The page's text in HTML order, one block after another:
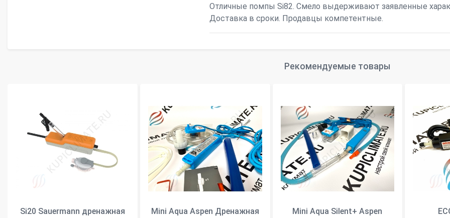
Отличные помпы Si82. Смело выдерживают заявленные
Доставка в сроки. Продавцы компетентные.
Рекомендуемые товары
Si20 Sauermann дренажная
Mini Aqua Aspen Дренажная
Mini Aqua Silent+ Aspen